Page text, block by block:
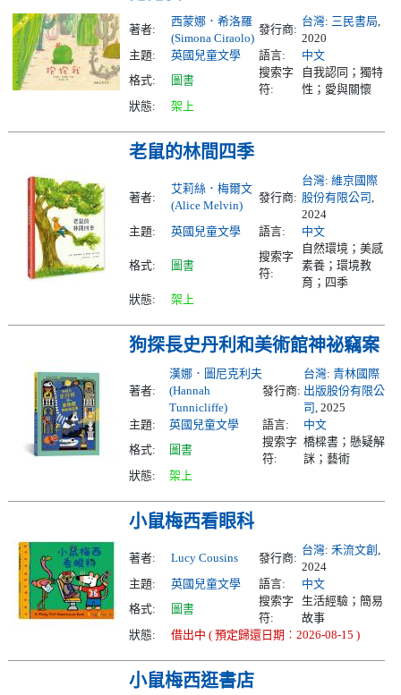
著者:
西蒙娜．希洛羅
(Simona Ciraolo)
發行商:
台灣: 三民書局,
2020
主題:
英國兒童文學 語言:
中文
格式:
圖書
搜索字
符:
自我認同；獨特
性；愛與關懷
狀態:
架上
老鼠的林間四季
著者:
艾莉絲．梅爾文
(Alice Melvin)
發行商:
台灣: 維京國際
股份有限公司,
2024
主題:
英國兒童文學 語言: 中文
格式: 圖書
搜索字
符:
自然環境；美感
素養；環境教
育；四季
狀態:
架上
狗探長史丹利和美術館神祕竊案
著者:
漢娜．圖尼克利夫
(Hannah
Tunnicliffe)
發行商:
台灣: 青林國際
出版股份有限公
司, 2025
主題:
英國兒童文學 語言:
中文
格式:
圖書
搜索字
符:
橋樑書；懸疑解
詸；藝術
狀態:
架上
小鼠梅西看眼科
著者: Lucy Cousins 發行商:
台灣: 禾流文創 ,
2024
主題:
英國兒童文學 語言:
中文
格式:
圖書
搜索字
符:
生活經驗；簡易
故事
狀態:
借出中 ( 預定歸還日期︰2026-08-15 )
小鼠梅西逛書店